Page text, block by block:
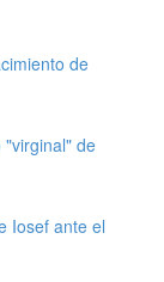
de
"virginal" de
Iosef ante el